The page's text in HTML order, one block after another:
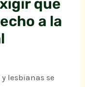
que
a la
lesbianas se